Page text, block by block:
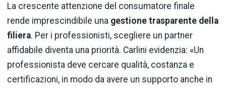
La crescente attenzione del consumatore finale
rende imprescindibile una gestione trasparente della
filiera. Per i professionisti, scegliere un partner
affidabile diventa una priorità. Carlini evidenzia: «Un
professionista deve cercare qualità, costanza e
certificazioni, in modo da avere un supporto anche in